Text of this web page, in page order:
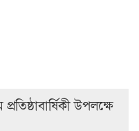
উপলক্ষে